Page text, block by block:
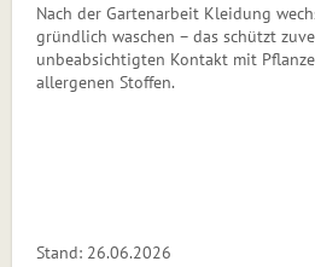
Nach der Gartenarbeit Kleidung
gründlich waschen – das schützt
unbeabsichtigten Kontakt mit
allergenen Stoffen.
Stand: 26.06.2026